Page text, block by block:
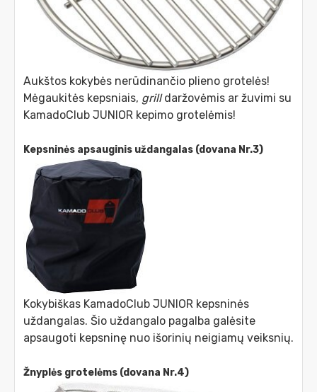
Aukštos kokybės nerūdinančio plieno grotelės!
Mėgaukitės kepsniais, grilldaržovėmis ar žuvimi su
KamadoClub JUNIOR kepimo grotelėmis!
Kepsninės apsauginis uždangalas (dovana Nr.3)
Kokybiškas KamadoClub JUNIOR kepsninės
uždangalas. Šio uždangalo pagalba galėsite
apsaugoti kepsninę nuo išorinių neigiamų veiksnių.
Žnyplės grotelėms (dovana Nr.4)